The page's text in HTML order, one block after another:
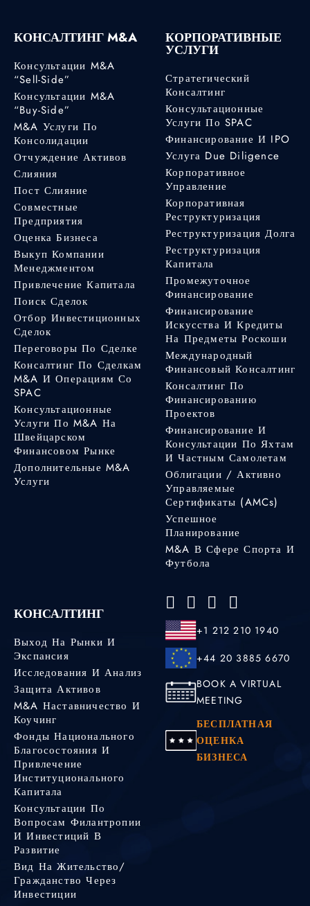
КОНСАЛТИНГ M&A
Консультации M&A
“Sell-Side”
Консультации M&A
“Buy-Side”
M&A Услуги По
Консолидации
Отчуждение Активов
Слияния
Пост Слияние
Совместные
Предприятия
Оценка Бизнеса
Выкуп Компании
Менеджментом
Привлечение Капитала
Поиск Сделок
Отбор Инвестиционных
Сделок
Переговоры По Сделке
Консалтинг По Сделкам
M&A И Операциям Со
SPAC
Консультационные
Услуги По M&A На
Швейцарском
Финансовом Рынке
Дополнительные M&A
Услуги
КОРПОРАТИВНЫЕ
УСЛУГИ
Стратегический
Консалтинг
Консультационные
Услуги По SPAC
Финансирование И IPO
Услуга Due Diligence
Корпоративное
Управление
Корпоративная
Реструктуризация
Реструктуризация Долга
Реструктуризация
Капитала
Промежуточное
Финансирование
Финансирование
Искусства И Кредиты
На Предметы Роскоши
Международный
Финансовый Консалтинг
Консалтинг По
Финансированию
Проектов
Финансирование И
Консультации По Яхтам
И Частным Самолетам
Облигации / Активно
Управляемые
Сертификаты (AMCs)
Успешное
Планирование
M&A В Сфере Спорта И
Футбола
КОНСАЛТИНГ
Выход На Рынки И
Экспансия
Исследования И Анализ
Защита Активов
M&A Наставничество И
Коучинг
Фонды Национального
Благосостояния И
Привлечение
Институционального
Капитала
Консультации По
Вопросам Филантропии
И Инвестиций В
Развитие
Вид На Жительство/
Гражданство Через
Инвестиции
+1 212 210 1940
+44 20 3885 6670
BOOK A VIRTUAL
MEETING
БЕСПЛАТНАЯ
ОЦЕНКА
БИЗНЕСА